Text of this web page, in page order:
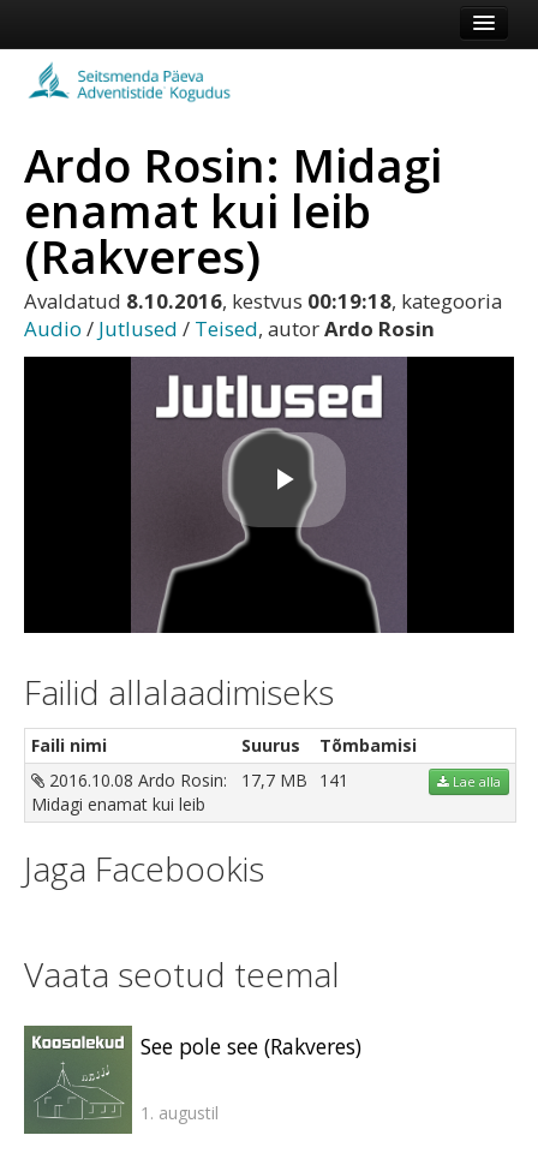
Koduleht
Vaata veel
Ardo Rosin: Midagi
enamat kui leib
(Rakveres)
Avaldatud 8.10.2016, kestvus 00:19:18, kategooria
Audio / Jutlused / Teised, autorArdo Rosin
Play
Video
Failid allalaadimiseks
Faili nimi Suurus
Tõmbamisi
2016.10.08 Ardo Rosin:
Midagi enamat kui leib
17,7 MB 141 Lae alla
Jaga Facebookis
Vaata seotud teemal
See pole see (Rakveres)
1. augustil